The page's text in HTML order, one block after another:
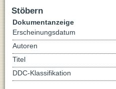
Stöbern
Dokumentanzeige
Erscheinungsdatum
Autoren
Titel
DDC-Klassifikation